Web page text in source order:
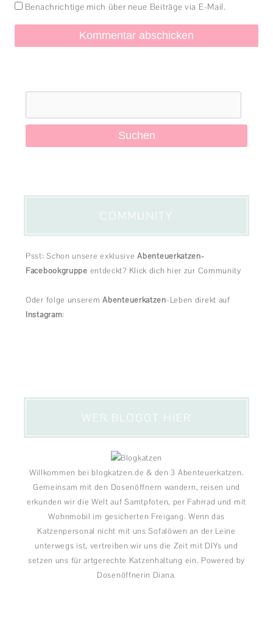
Benachrichtige mich über neue Beiträge via E-Mail.
Suchen
COMMUNITY
Psst: Schon unsere exklusiveAbenteuerkatzen-
Facebookgruppe entdeckt? Klick dich hier zur Community
Oder folge unseremAbenteuerkatzen-Leben direkt auf
Instagram:
WER BLOGGT HIER
Willkommen bei blogkatzen.de & den 3 Abenteuerkatzen.
Gemeinsam mit den Dosenöffnern wandern, reisen und
erkunden wir die Welt auf Samtpfoten, per Fahrrad und mit
Wohnmobil im gesicherten Freigang. Wenn das
Katzenpersonal nicht mit uns Sofalöwen an der Leine
unterwegs ist, vertreiben wir uns die Zeit mit DIYs und
setzen uns für artgerechte Katzenhaltung ein. Powered by
Dosenöffnerin Diana.